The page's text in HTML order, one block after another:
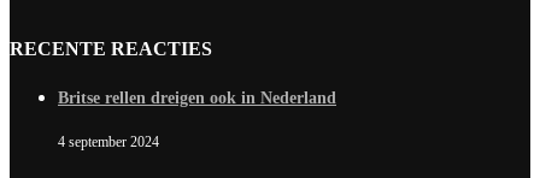
RECENTE REACTIES
Britse rellen dreigen ook in Nederland
4 september 2024